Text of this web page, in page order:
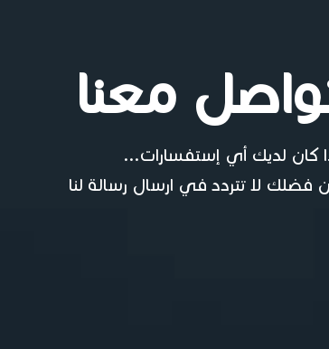
معنا
كان لديك أي إستفسارات...
فضلك لا تتردد في ارسال رسالة لنا